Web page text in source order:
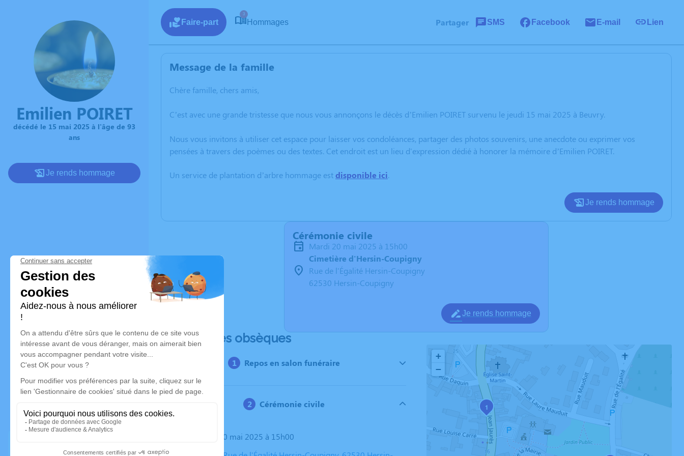
Emilien POIRET
décédé le 15 mai 2025 à l'âge de 93
ans
Je rends hommage
Faire-part
3
Hommages Partager SMS Facebook E-mail Lien
Message de la famille
Chère famille, chers amis,
C’est avec une grande tristesse que nous vous annonçons le décès d’Emilien POIRET survenu le jeudi 15 mai 2025 à Beuvry.
Nous vous invitons à utiliser cet espace pour laisser vos condoléances, partager des photos souvenirs, une anecdote ou exprimer vos
pensées à travers des poèmes ou des textes. Cet endroit est un lieu d'expression dédié à honorer la mémoire d’Emilien POIRET.
Un service de plantation d’arbre hommage estdisponible ici.
Je rends hommage
Cérémonie civile
mardi 20 mai 2025 à 15h00
Cimetière d'Hersin-Coupigny
Rue de l'Égalité Hersin-Coupigny
62530 Hersin-Coupigny
Je rends hommage
Déroulé des obsèques
Repos en salon funéraire
Cérémonie civile
Le mardi 20 mai 2025 à 15h00
1
+
−